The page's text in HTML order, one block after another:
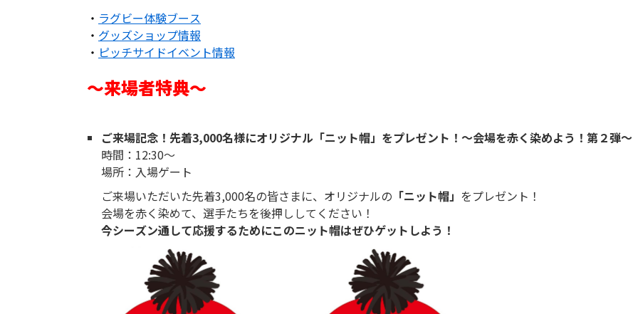
・ ラグビー体験ブース
・ グッズショップ情報
・ ピッチサイドイベント情報
～来場者特典～
ご来場記念！先着3,000名様にオリジナル「ニット帽」をプレゼント！～会場を赤く染めよう！第２弾～
時間：12:30～
場所：入場ゲート
ご来場いただいた先着3,000名の皆さまに、オリジナルの 「ニット帽」 をプレゼント！
会場を赤く染めて、選手たちを後押ししてください！
今シーズン通して応援するためにこのニット帽はぜひゲットしよう！